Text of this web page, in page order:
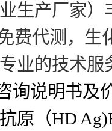
生产厂家
费代测，生
业的技术
询说明书及
原（HD